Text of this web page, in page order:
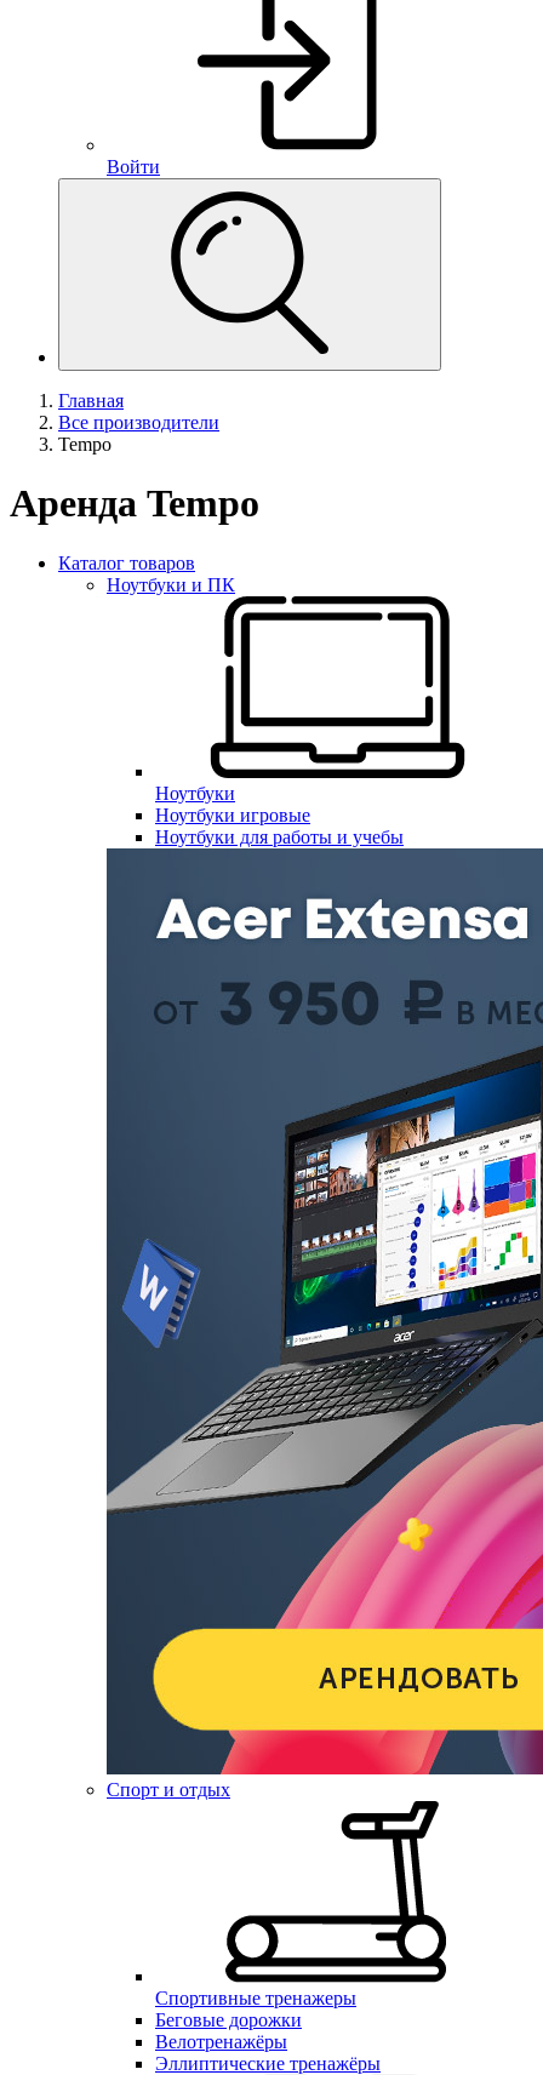
Войти
Главная
Все производители
Tempo
Аренда Tempo
Каталог товаров
Ноутбуки и ПК
Ноутбуки
Ноутбуки игровые
Ноутбуки для работы и учебы
Спорт и отдых
Спортивные тренажеры
Беговые дорожки
Велотренажёры
Эллиптические тренажёры